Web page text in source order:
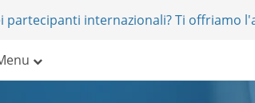
partecipanti internazionali? Ti offriamo